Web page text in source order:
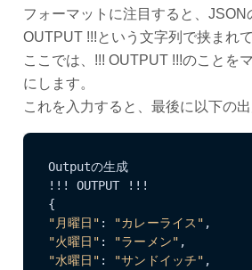
フォーマットに注目すると、JSON
OUTPUT !!!という文字列で挟まれて
ここでは、!!! OUTPUT !!!のことを
にします。
これを入力すると、最後に以下の出
Outputの生成
!!! OUTPUT !!!
"月曜日" : "カレーライス"
"火曜日" : "ラーメン"
"水曜日" : "サンドイッチ"